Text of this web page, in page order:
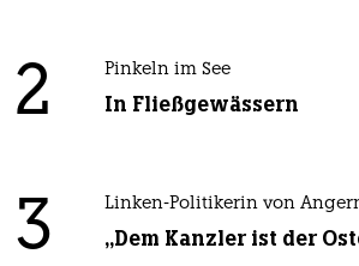
2 Pinkeln im See
In Fließgewässern
3 Linken-Politikerin von
„Dem Kanzler ist der